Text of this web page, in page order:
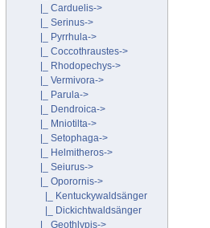
|_ Carduelis->
|_ Serinus->
|_ Pyrrhula->
|_ Coccothraustes->
|_ Rhodopechys->
|_ Vermivora->
|_ Parula->
|_ Dendroica->
|_ Mniotilta->
|_ Setophaga->
|_ Helmitheros->
|_ Seiurus->
|_ Oporornis->
|_ Kentuckywaldsänger
|_ Dickichtwaldsänger
|_ Geothlypis->